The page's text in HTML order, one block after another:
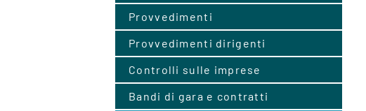
Provvedimenti
Provvedimenti dirigenti
Controlli sulle imprese
Bandi di gara e contratti